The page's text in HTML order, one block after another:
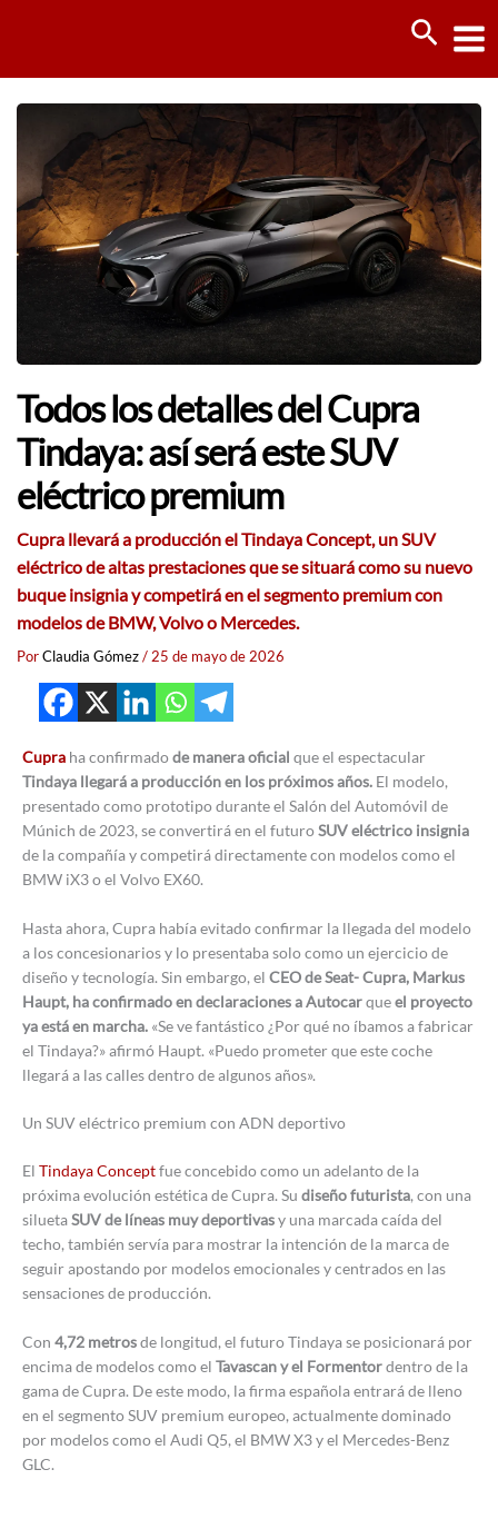
Todos los detalles del Cupra
Tindaya: así será este SUV
eléctrico premium
Cupra llevará a producción el Tindaya Concept, un SUV
eléctrico de altas prestaciones que se situará como su nuevo
buque insignia y competirá en el segmento premium con
modelos de BMW, Volvo o Mercedes.
PorClaudia Gómez/ 25 de mayo de 2026
Cupra ha confirmadode manera oficial que el espectacular
Tindaya llegará a producción en los próximos años. El modelo,
presentado como prototipo durante el Salón del Automóvil de
Múnich de 2023, se convertirá en el futuroSUV eléctrico insignia
de la compañía y competirá directamente con modelos como el
BMW iX3 o el Volvo EX60.
Hasta ahora, Cupra había evitado confirmar la llegada del modelo
a los concesionarios y lo presentaba solo como un ejercicio de
diseño y tecnología. Sin embargo, el CEO de Seat- Cupra, Markus
Haupt, ha confirmado en declaraciones a Autocarqueel proyecto
ya está en marcha. «Se ve fantástico ¿Por qué no íbamos a fabricar
el Tindaya?» afirmó Haupt. «Puedo prometer que este coche
llegará a las calles dentro de algunos años».
Un SUV eléctrico premium con ADN deportivo
El Tindaya Conceptfue concebido como un adelanto de la
próxima evolución estética de Cupra. Su diseño futurista, con una
siluetaSUV de líneas muy deportivasy una marcada caída del
techo, también servía para mostrar la intención de la marca de
seguir apostando por modelos emocionales y centrados en las
sensaciones de producción.
Con 4,72 metrosde longitud, el futuro Tindaya se posicionará por
encima de modelos como el Tavascan y el Formentordentro de la
gama de Cupra. De este modo, la firma española entrará de lleno
en el segmento SUV premium europeo, actualmente dominado
por modelos como el Audi Q5, el BMW X3 y el Mercedes-Benz
GLC.